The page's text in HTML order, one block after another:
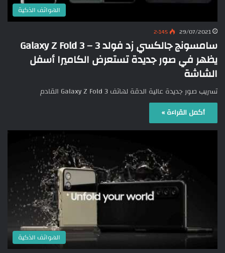
الهواتف الذكية
29/07/2021 2٬145
سامسونج جالكسي زد فولد 3 – Galaxy Z Fold 3
يظهر في صور جديدة تستعرض الكاميرا أسفل
الشاشة
تسريب صور جديدة عالية الدقة لهاتف Galaxy Z Fold 3 القادم
أكمل القراءة »
الهواتف الذكية